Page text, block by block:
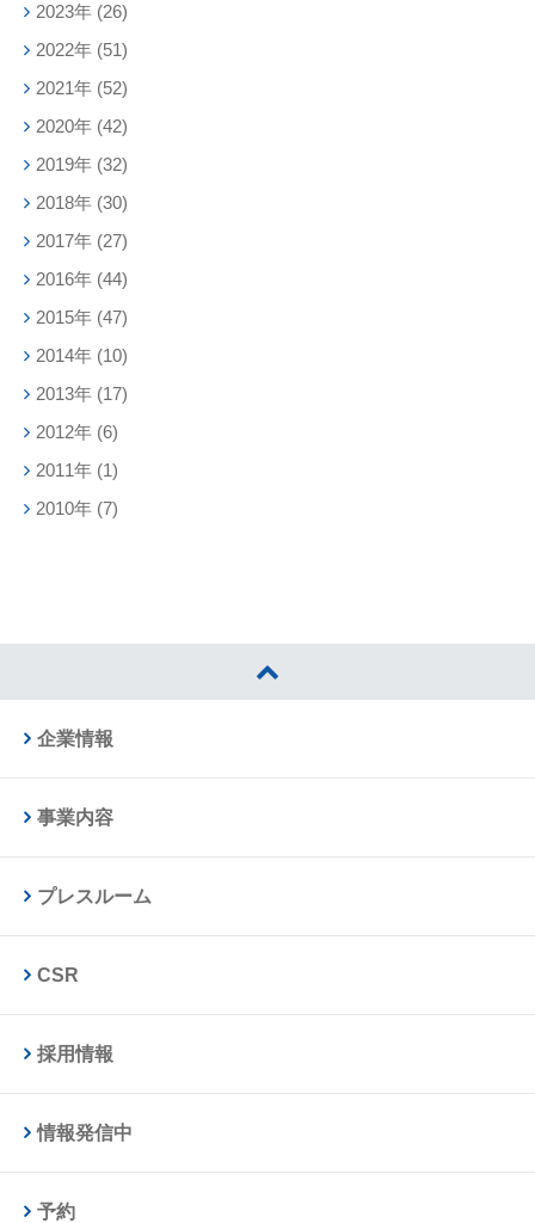
2023年 (26)
2022年 (51)
2021年 (52)
2020年 (42)
2019年 (32)
2018年 (30)
2017年 (27)
2016年 (44)
2015年 (47)
2014年 (10)
2013年 (17)
2012年 (6)
2011年 (1)
2010年 (7)
企業情報
事業内容
プレスルーム
CSR
採用情報
情報発信中
予約